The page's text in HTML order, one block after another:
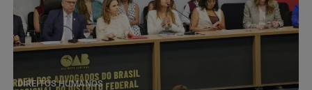
DIREITOS HUMANOS